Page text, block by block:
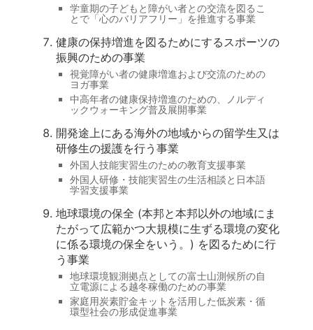
学童期の子どもと障がい者との交流を図るこ
とで「心のバリアフリー」を推進する事業
健康の保持増進を図るためにするスポーツの
振興のための事業
視覚障がい者の健康増進および交流のための
ヨガ事業
中高年者の健康保持増進のための、ノルディ
ックウォーキング普及展開事業
開発途上にある海外の地域からの留学生又は
研修生の援護を行う事業
外国人技能実習生のための教育支援事業
外国人研修・技能実習生の生活相談と日本語
学習支援事業
地球環境の保全 (本邦と本邦以外の地域にま
たがって広範かつ大規模に生ずる環境の変化
に係る環境の保全をいう。) を図るために行
う事業
地球環境観測拠点としての富士山測候所の自
立電源による越冬稼働のための事業
家庭用炭素貯金キットを活用した低炭素・循
環型社会の形成促進事業